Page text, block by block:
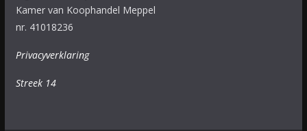
Kamer van Koophandel Meppel
nr. 41018236
Privacyverklaring
Streek 14